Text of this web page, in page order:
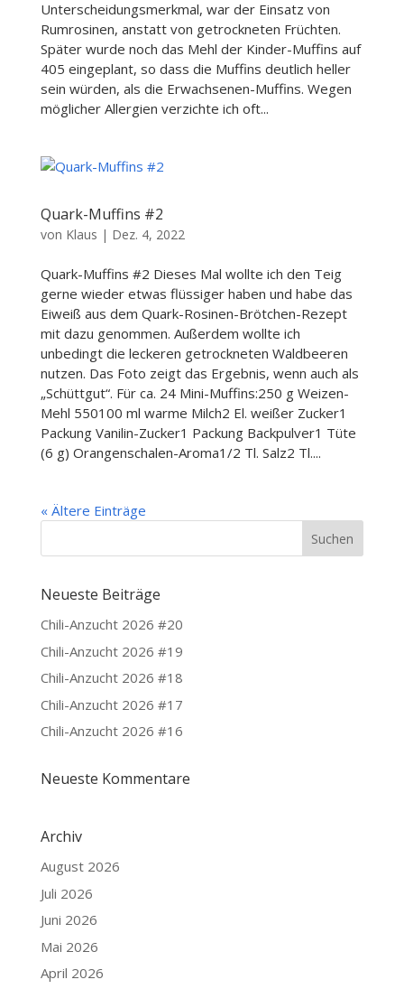
Unterscheidungsmerkmal, war der Einsatz von
Rumrosinen, anstatt von getrockneten Früchten.
Später wurde noch das Mehl der Kinder-Muffins auf
405 eingeplant, so dass die Muffins deutlich heller
sein würden, als die Erwachsenen-Muffins. Wegen
möglicher Allergien verzichte ich oft...
Quark-Muffins #2
von Klaus | Dez. 4, 2022
Quark-Muffins #2 Dieses Mal wollte ich den Teig
gerne wieder etwas flüssiger haben und habe das
Eiweiß aus dem Quark-Rosinen-Brötchen-Rezept
mit dazu genommen. Außerdem wollte ich
unbedingt die leckeren getrockneten Waldbeeren
nutzen. Das Foto zeigt das Ergebnis, wenn auch als
„Schüttgut“. Für ca. 24 Mini-Muffins:250 g Weizen-
Mehl 550100 ml warme Milch2 El. weißer Zucker1
Packung Vanilin-Zucker1 Packung Backpulver1 Tüte
(6 g) Orangenschalen-Aroma1/2 Tl. Salz2 Tl....
« Ältere Einträge
Neueste Beiträge
Chili-Anzucht 2026 #20
Chili-Anzucht 2026 #19
Chili-Anzucht 2026 #18
Chili-Anzucht 2026 #17
Chili-Anzucht 2026 #16
Neueste Kommentare
Archiv
August 2026
Juli 2026
Juni 2026
Mai 2026
April 2026